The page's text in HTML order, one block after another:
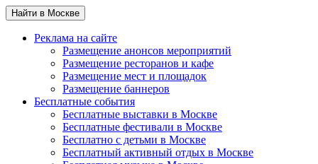
Найти в Москве
Реклама на сайте
Размещение анонсов мероприятий
Размещение ресторанов и кафе
Размещение мест и площадок
Размещение баннеров
Бесплатные события
Бесплатные выставки в Москве
Бесплатные фестивали в Москве
Бесплатно с детьми в Москве
Бесплатный активный отдых в Москве